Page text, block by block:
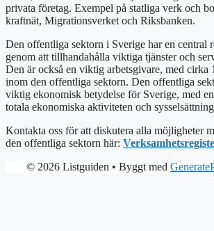
privata företag. Exempel på statliga verk och
kraftnät, Migrationsverket och Riksbanken.
Den offentliga sektorn i Sverige har en central
genom att tillhandahålla viktiga tjänster och
Den är också en viktig arbetsgivare, med cirka
inom den offentliga sektorn. Den offentliga
viktig ekonomisk betydelse för Sverige, med
totala ekonomiska aktiviteten och
Kontakta oss för att diskutera alla möjligheter
den offentliga sektorn här:
© 2026 Listguiden • Byggt med